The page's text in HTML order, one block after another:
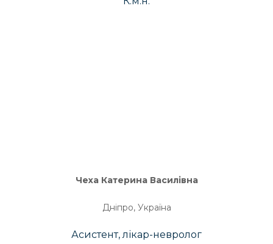
Чеха Катерина Василівна
Дніпро, Україна
Асистент, лікар-невролог